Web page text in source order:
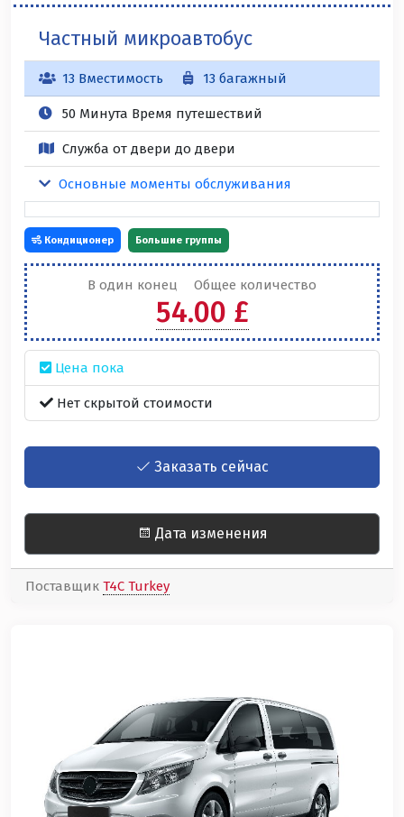
Частный микроавтобус
13 Вместимость 13 багажный
50 Минута Время путешествий
Служба от двери до двери
Основные моменты обслуживания
В один конец Общее количество
54.00 £
Цена пока
Нет скрытой стоимости
Заказать сейчас
Дата изменения
Кондиционер Большие группы
Поставщик T4C Turkey